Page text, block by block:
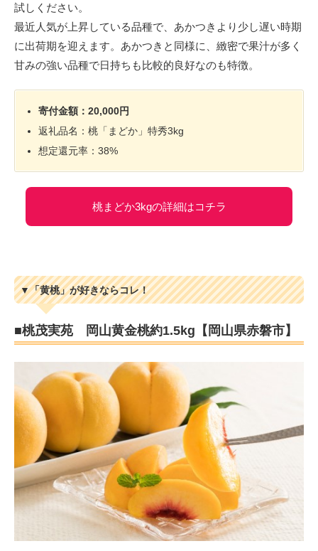
試しください。
最近人気が上昇している品種で、あかつきより少し遅い時期
に出荷期を迎えます。あかつきと同様に、緻密で果汁が多く
甘みの強い品種で日持ちも比較的良好なのも特徴。
寄付金額：20,000円
返礼品名：桃「まどか」特秀3kg
想定還元率：38%
桃まどか3kgの詳細はコチラ
▼「黄桃」が好きならコレ！
■桃茂実苑 岡山黄金桃約1.5kg【岡山県赤磐市】